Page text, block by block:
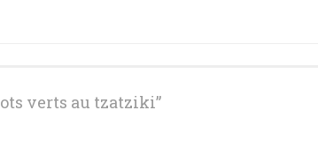
verts au tzatziki”